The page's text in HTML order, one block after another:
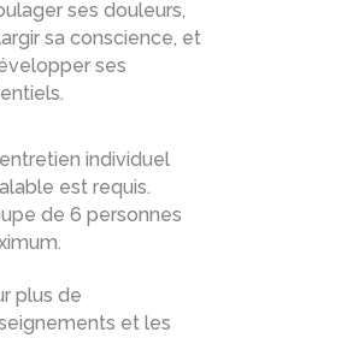
ses douleurs,
sa conscience, et
ses
individuel
est requis.
de 6 personnes
plus de
et les